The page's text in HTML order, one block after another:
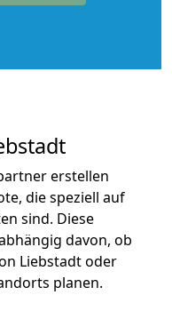
erstellen
die speziell auf
sind. Diese
davon, ob
Liebstadt oder
planen.